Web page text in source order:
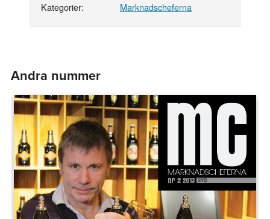
Kategorier:
Marknadscheferna
Andra nummer